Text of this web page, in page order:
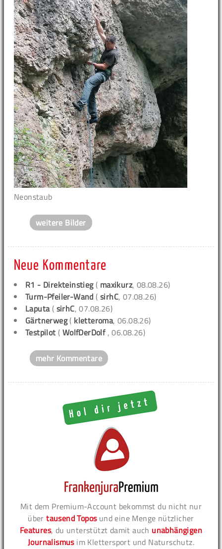
Neonstaub
weitere Bilder
Neue Kommentare
R1 - Direkteinstieg( maxikurz, 08.08.26)
Turm-Pfeiler-Wand (sirhC, 07.08.26)
Laputa( sirhC, 07.08.26)
Gärtnerweg( kletteroma, 06.08.26)
Testpilot ( WolfDerDolf , 06.08.26)
mehr Kommentare
Mit dem Premium-Account bekommst du nicht nur
übertausend Toposund eine Menge nützlicher
Features, du unterstützt damit auch unabhängigen
Journalismusim Klettersport und Naturschutz.